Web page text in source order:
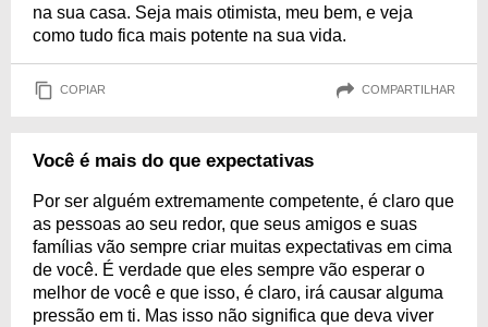
na sua casa. Seja mais otimista, meu bem, e veja
como tudo fica mais potente na sua vida.
COPIAR COMPARTILHAR
Você é mais do que expectativas
Por ser alguém extremamente competente, é claro que
as pessoas ao seu redor, que seus amigos e suas
famílias vão sempre criar muitas expectativas em cima
de você. É verdade que eles sempre vão esperar o
melhor de você e que isso, é claro, irá causar alguma
pressão em ti. Mas isso não significa que deva viver